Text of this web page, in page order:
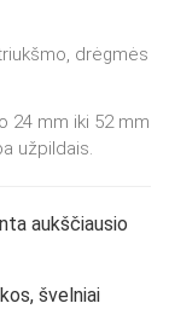
drėgmės
24 mm iki 52 mm
užpildais.
aukščiausio
švelniai